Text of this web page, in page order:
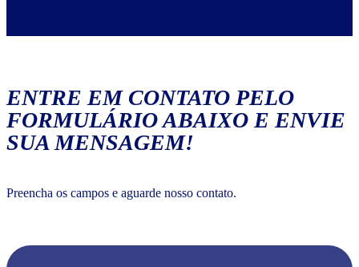
ENTRE EM CONTATO PELO
FORMULÁRIO ABAIXO E ENVIE
SUA MENSAGEM!
Preencha os campos e aguarde nosso contato.